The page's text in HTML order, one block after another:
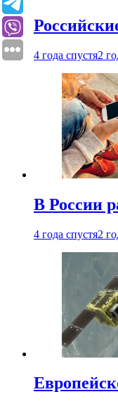
4 года спустя2
В России
4 года спустя2